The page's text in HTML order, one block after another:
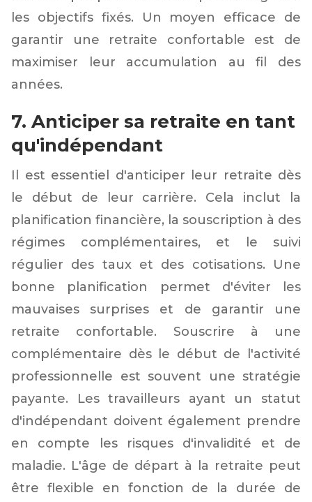
les objectifs fixés. Un moyen efficace de
garantir une retraite confortable est de
maximiser leur accumulation au fil des
années.
7. Anticiper sa retraite en tant
qu'indépendant
Il est essentiel d'anticiper leur retraite dès
le début de leur carrière. Cela inclut la
planification financière, la souscription à des
régimes complémentaires, et le suivi
régulier des taux et des cotisations. Une
bonne planification permet d'éviter les
mauvaises surprises et de garantir une
retraite confortable. Souscrire à une
complémentaire dès le début de l'activité
professionnelle est souvent une stratégie
payante. Les travailleurs ayant un statut
d'indépendant doivent également prendre
en compte les risques d'invalidité et de
maladie. L'âge de départ à la retraite peut
être flexible en fonction de la durée de